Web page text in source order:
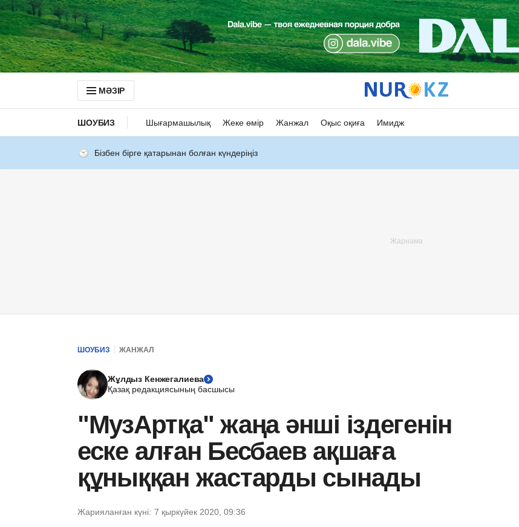
МӘЗІР
ШОУБИЗ Шығармашылық Жеке өмір Жанжал Оқыс оқиға Имидж
Бізбен бірге қатарынан болған күндеріңіз
ШОУБИЗ ЖАНЖАЛ
Жұлдыз Кенжегалиева
Қазақ редакциясының басшысы
"МузАртқа" жаңа әнші іздегенін
еске алған Бесбаев ақшаға
құныққан жастарды сынады
Жарияланған күні: 7 қыркүйек 2020, 09:36